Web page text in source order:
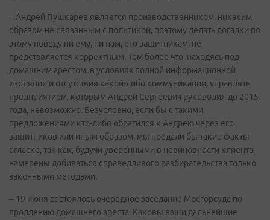
– Андрей Пушкарев является производственником, никаким
образом не связанным с политикой, поэтому делать догадки по
этому поводу ни ему, ни нам, его защитникам, не
представляется корректным. Тем более что, находясь под
домашним арестом, в условиях полной информационной
изоляции и отсутствия какой-либо коммуникации, управлять
предприятием, которым Андрей Сергеевич руководил до 2015
года, невозможно. Безусловно, если бы с такими
предложениями кто-либо обратился к Андрею через его
защитников или иным образом, мы предали бы такие факты
огласке, так как, будучи уверенными в невиновности клиента,
намерены добиваться справедливого разбирательства только
законными методами.
– 19 июня состоялось очередное заседание Мосгорсуда по
продлению домашнего ареста. Каковы ваши дальнейшие